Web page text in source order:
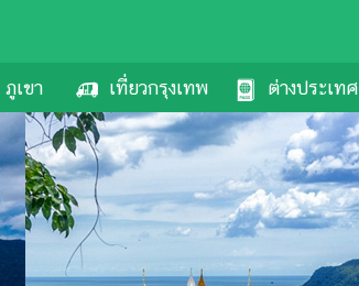
ภูเขา เที่ยวกรุงเทพ ต่างประเทศ